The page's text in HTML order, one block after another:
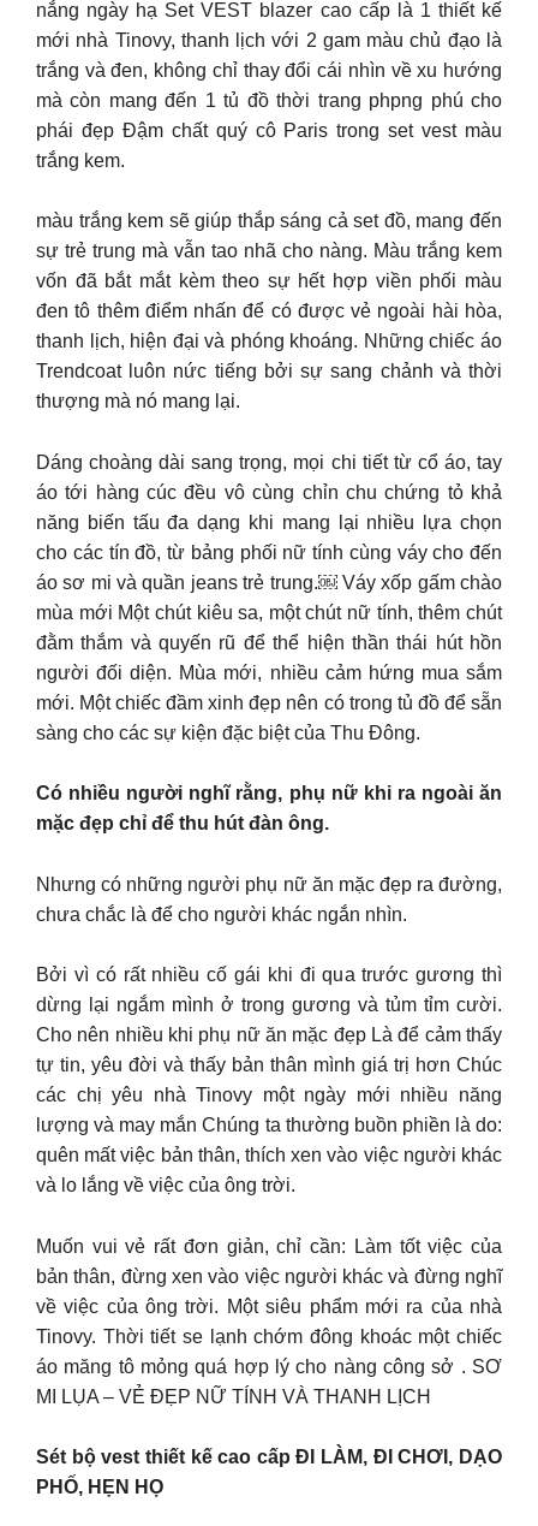
nắng ngày hạ Set VEST blazer cao cấp là 1 thiết kế
mới nhà Tinovy, thanh lịch với 2 gam màu chủ đạo là
trắng và đen, không chỉ thay đổi cái nhìn về xu hướng
mà còn mang đến 1 tủ đồ thời trang phpng phú cho
phái đẹp Đậm chất quý cô Paris trong set vest màu
trắng kem.
màu trắng kem sẽ giúp thắp sáng cả set đồ, mang đến
sự trẻ trung mà vẫn tao nhã cho nàng. Màu trắng kem
vốn đã bắt mắt kèm theo sự hết hợp viền phối màu
đen tô thêm điểm nhấn để có được vẻ ngoài hài hòa,
thanh lịch, hiện đại và phóng khoáng. Những chiếc áo
Trendcoat luôn nức tiếng bởi sự sang chảnh và thời
thượng mà nó mang lại.
Dáng choàng dài sang trọng, mọi chi tiết từ cổ áo, tay
áo tới hàng cúc đều vô cùng chỉn chu chứng tỏ khả
năng biến tấu đa dạng khi mang lại nhiều lựa chọn
cho các tín đồ, từ bảng phối nữ tính cùng váy cho đến
áo sơ mi và quần jeans trẻ trung.￼ Váy xốp gấm chào
mùa mới Một chút kiêu sa, một chút nữ tính, thêm chút
đằm thắm và quyến rũ để thể hiện thần thái hút hồn
người đối diện. Mùa mới, nhiều cảm hứng mua sắm
mới. Một chiếc đầm xinh đẹp nên có trong tủ đồ để sẵn
sàng cho các sự kiện đặc biệt của Thu Đông.
Có nhiều người nghĩ rằng, phụ nữ khi ra ngoài ăn
mặc đẹp chỉ để thu hút đàn ông.
Nhưng có những người phụ nữ ăn mặc đẹp ra đường,
chưa chắc là để cho người khác ngắn nhìn.
Bởi vì có rất nhiều cố gái khi đi qua trước gương thì
dừng lại ngắm mình ở trong gương và tủm tỉm cười.
Cho nên nhiều khi phụ nữ ăn mặc đẹp Là để cảm thấy
tự tin, yêu đời và thấy bản thân mình giá trị hơn Chúc
các chị yêu nhà Tinovy một ngày mới nhiều năng
lượng và may mắn Chúng ta thường buồn phiền là do:
quên mất việc bản thân, thích xen vào việc người khác
và lo lắng về việc của ông trời.
Muốn vui vẻ rất đơn giản, chỉ cần: Làm tốt việc của
bản thân, đừng xen vào việc người khác và đừng nghĩ
về việc của ông trời. Một siêu phẩm mới ra của nhà
Tinovy. Thời tiết se lạnh chớm đông khoác một chiếc
áo măng tô mỏng quá hợp lý cho nàng công sở . SƠ
MI LỤA – VẺ ĐẸP NỮ TÍNH VÀ THANH LỊCH
Sét bộ vest thiết kế cao cấp ĐI LÀM, ĐI CHƠI, DẠO
PHỐ, HẸN HỌ